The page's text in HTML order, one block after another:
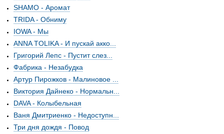
SHAMO - Аромат
TRIDA - Обниму
IOWA - Мы
ANNA TOLIKA - И пускай акко...
Григорий Лепс - Пустит слез...
Фабрика - Незабудка
Артур Пирожков - Малиновое ...
Виктория Дайнеко - Нормальн...
DAVA - Колыбельная
Ваня Дмитриенко - Недоступн...
Три дня дождя - Повод